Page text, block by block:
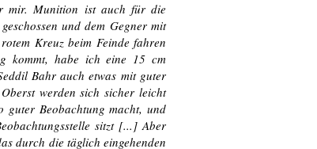
mir. Munition ist auch für die
und dem Gegner mit
Kreuz beim Feinde fahren
kommt, habe ich eine 15 cm
Bahr auch etwas mit guter
werden sich sicher leicht
guter Beobachtung macht, und
sitzt [...] Aber
durch die täglich eingehenden